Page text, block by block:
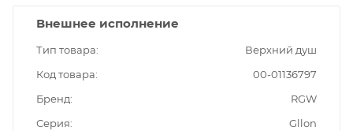
Внешнее исполнение
Тип товара
Верхний душ
Код товара
00-01136797
Бренд
RGW
Серия
Gllon